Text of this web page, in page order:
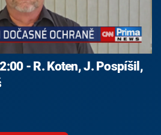
- R. Koten, J. Pospíšil,